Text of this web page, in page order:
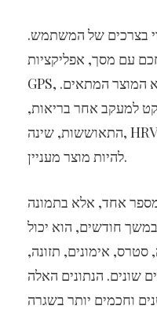
בצרכים של המשתמש.
עם מסך, אפליקציות,
GPS, הודעות ושיחות, זה כנראה לא המוצר המתאים.
למעקב אחר בריאות,
התאוששות, שינה, HRV ומגמות ביולוגיות, הוא עשוי
להיות מוצר מעניין.
אחד, אלא בתמונה
חודשים, הוא יכול
סטרס, אימונים, תזונה,
שונים. הנתונים האלה